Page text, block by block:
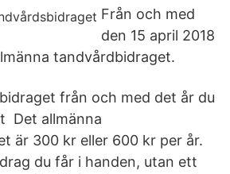
Från och med
den 15 april 2018
tandvårdbidraget.
från och med det år du
Det allmänna
är 300 kr eller 600 kr per år.
du får i handen, utan ett